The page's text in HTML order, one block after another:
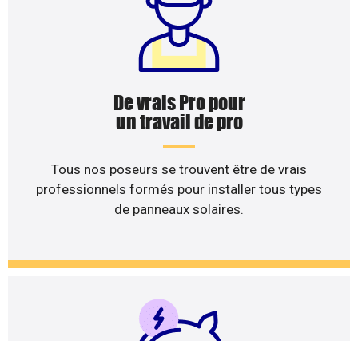
De vrais Pro pour
un travail de pro
Tous nos poseurs se trouvent être de vrais
professionnels formés pour installer tous types
de panneaux solaires.